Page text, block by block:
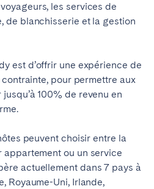
les services de
de blanchisserie et la gestion
est d’offrir une expérience de
pour permettre aux
100% de revenu en
peuvent choisir entre la
ou un service
actuellement dans 7 pays à
Royaume-Uni, Irlande,